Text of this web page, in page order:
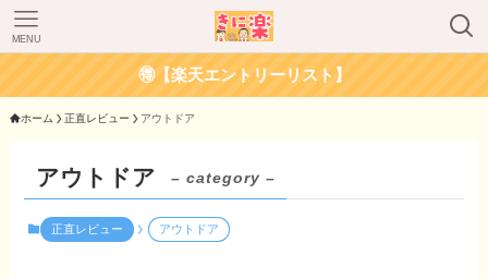
MENU
🉐【楽天エントリーリスト】
ホーム 正直レビュー アウトドア
アウトドア – category –
正直レビュー アウトドア